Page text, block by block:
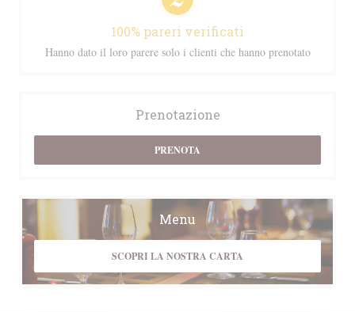
100% pareri verificati
Hanno dato il loro parere solo i clienti che hanno prenotato
Prenotazione
PRENOTA
Menu
SCOPRI LA NOSTRA CARTA